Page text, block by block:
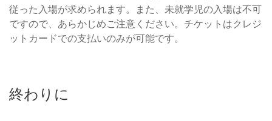
従った入場が求められます。また、未就学児の入場は不可
ですので、あらかじめご注意ください。チケットはクレジ
ットカードでの支払いのみが可能です。
終わりに